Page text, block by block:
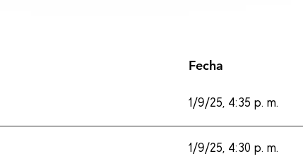
Fecha
1/9/25, 4:35 p. m.
1/9/25, 4:30 p. m.